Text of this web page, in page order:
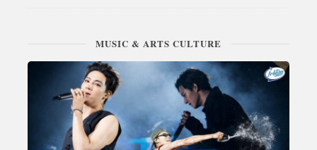
MUSIC & ARTS CULTURE